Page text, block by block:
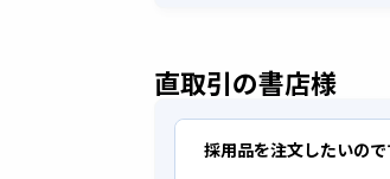
直取引の書店様
採用品を注文したいの